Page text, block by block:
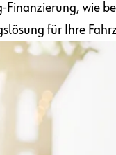
wie
für Ihre